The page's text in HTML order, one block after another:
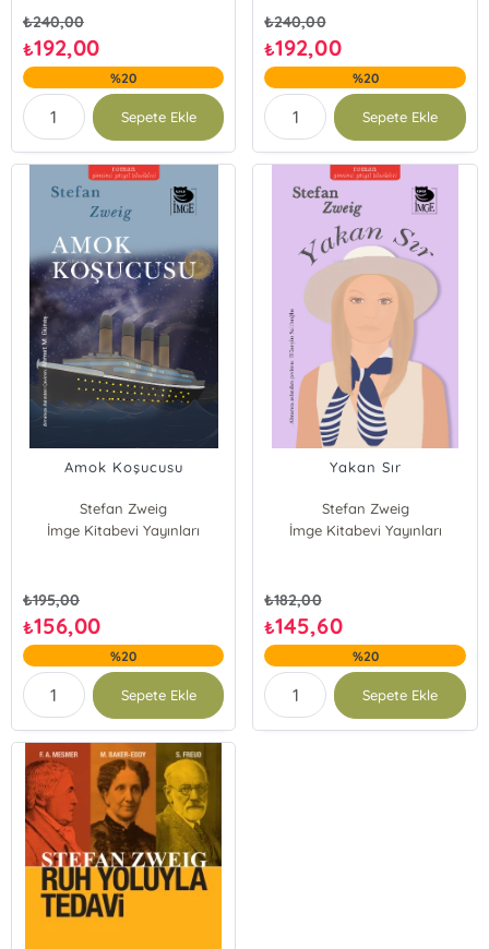
₺240,00
₺192,00
%20
Sepete Ekle
₺240,00
₺192,00
%20
Sepete Ekle
Amok Koşucusu
Stefan Zweig
İmge Kitabevi Yayınları
₺195,00
₺156,00
%20
Sepete Ekle
Yakan Sır
Stefan Zweig
İmge Kitabevi Yayınları
₺182,00
₺145,60
%20
Sepete Ekle